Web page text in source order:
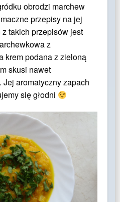
obrodzi marchew
przepisy na jej
takich przepisów jest
z
krem podana z zieloną
skusi nawet
aromatyczny zapach
się głodni